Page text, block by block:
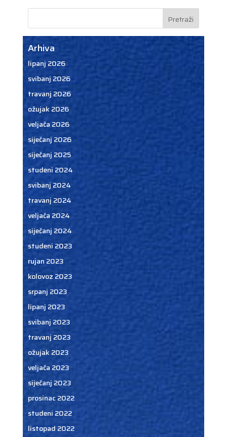
Arhiva
lipanj 2026
svibanj 2026
travanj 2026
ožujak 2026
veljača 2026
siječanj 2026
siječanj 2025
studeni 2024
svibanj 2024
travanj 2024
veljača 2024
siječanj 2024
studeni 2023
rujan 2023
kolovoz 2023
srpanj 2023
lipanj 2023
svibanj 2023
travanj 2023
ožujak 2023
veljača 2023
siječanj 2023
prosinac 2022
studeni 2022
listopad 2022